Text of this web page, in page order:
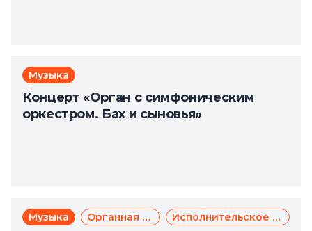
Музыка
Концерт «Орган с симфоническим
оркестром. Бах и сыновья»
Музыка Органная музыка Исполнительское искусство